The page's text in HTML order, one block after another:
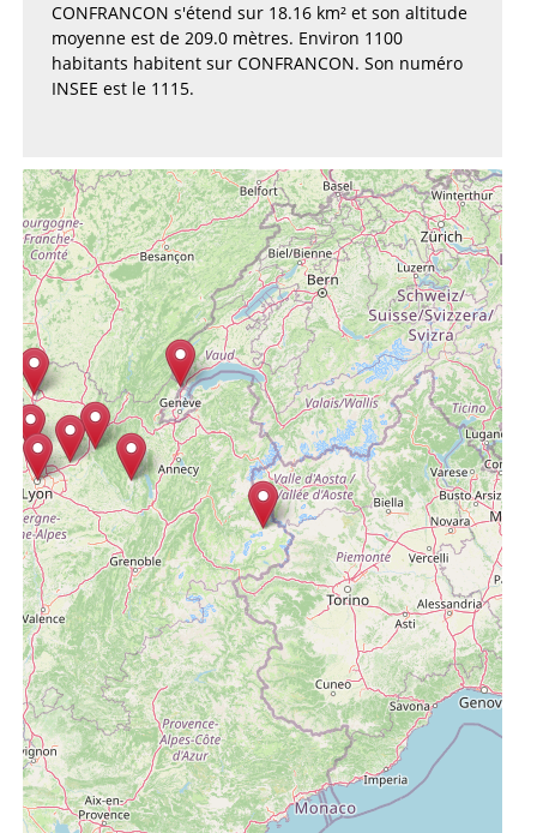
CONFRANCON s'étend sur 18.16 km² et son altitude
moyenne est de 209.0 mètres. Environ 1100
habitants habitent sur CONFRANCON. Son numéro
INSEE est le 1115.